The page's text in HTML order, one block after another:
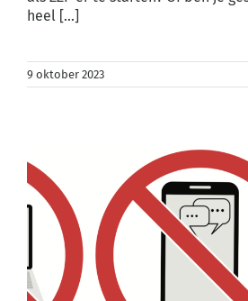
heel [...]
9 oktober 2023